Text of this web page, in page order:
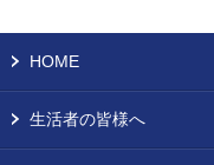
HOME
生活者の皆様へ